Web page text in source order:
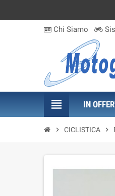
Chi Siamo
view_headline IN
chevron_right CICLISTICA chevron_right